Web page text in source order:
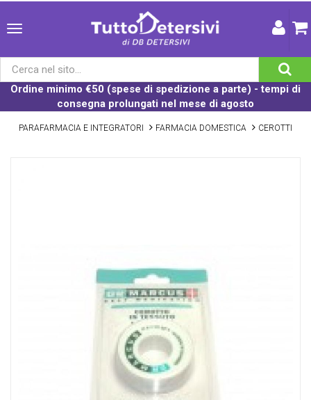
Ordine minimo €50 (spese di spedizione a parte) - tempi di
consegna prolungati nel mese di agosto
PARAFARMACIA E INTEGRATORI FARMACIA DOMESTICA CEROTTI